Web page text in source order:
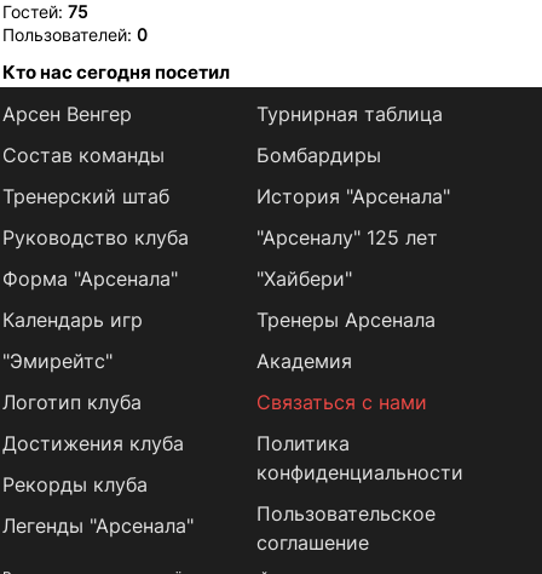
Гостей: 75
Пользователей: 0
Кто нас сегодня посетил
Арсен Венгер
Состав команды
Тренерский штаб
Руководство клуба
Форма "Арсенала"
Календарь игр
Турнирная таблица
Бомбардиры
История "Арсенала"
"Арсеналу" 125 лет
"Хайбери"
Тренеры Арсенала
"Эмирейтс"
Логотип клуба
Достижения клуба
Рекорды клуба
Легенды "Арсенала"
Академия
Связаться с нами
Политика
конфиденциальности
Пользовательское
соглашение